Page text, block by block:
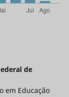
de
em Educação